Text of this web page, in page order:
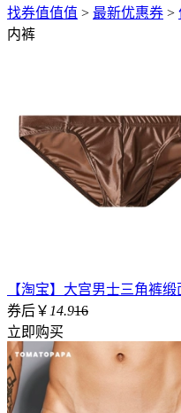
找券值值值 > 最新优惠券 >
内裤
【淘宝】大宫男士三角裤
券后￥ 14.916
立即购买